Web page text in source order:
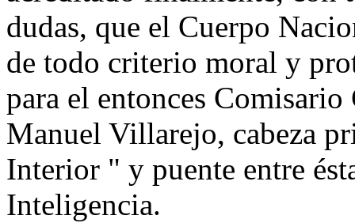
dudas, que el Cuerpo
de todo criterio moral y
para el entonces
Manuel Villarejo, cabeza
Interior " y puente entre
Inteligencia.